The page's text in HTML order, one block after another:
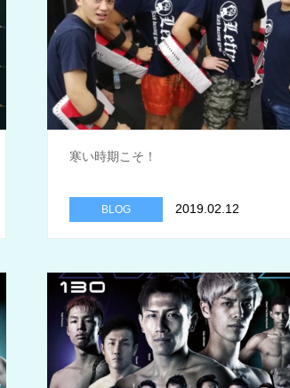
寒い時期こそ！
BLOG 2019.02.12